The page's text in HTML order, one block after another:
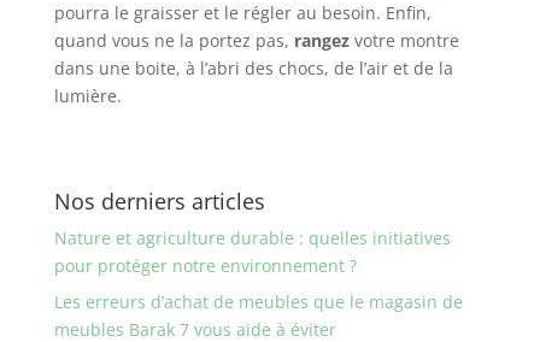
pourra le graisser et le régler au besoin. Enfin,
quand vous ne la portez pas, rangezvotre montre
dans une boite, à l’abri des chocs, de l’air et de la
lumière.
Nos derniers articles
Nature et agriculture durable : quelles initiatives
pour protéger notre environnement ?
Les erreurs d’achat de meubles que le magasin de
meubles Barak 7 vous aide à éviter